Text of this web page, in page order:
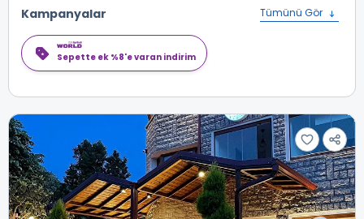
Kampanyalar Tümünü Gör
Sepette ek %8'e varan indirim